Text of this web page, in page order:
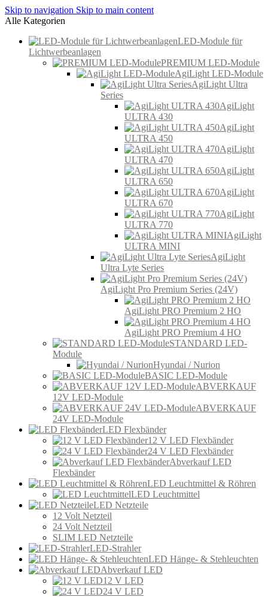
Skip to navigation Skip to main content
Alle Kategorien
LED-Module für
Lichtwerbeanlagen
PREMIUM LED-Module
AgiLight LED-Module
AgiLight Ultra
Series
AgiLight
ULTRA 430
AgiLight
ULTRA 450
AgiLight
ULTRA 470
AgiLight
ULTRA 650
AgiLight
ULTRA 670
AgiLight
ULTRA 770
AgiLight
ULTRA MINI
AgiLight
Ultra Lyte Series
AgiLight Pro Premium Series (24V)
AgiLight PRO Premium 2 HO
AgiLight PRO Premium 4 HO
STANDARD LED-
Module
Hyundai / Nurion
BASIC LED-Module
ABVERKAUF
12V LED-Module
ABVERKAUF
24V LED-Module
LED Flexbänder
12 V LED Flexbänder
24 V LED Flexbänder
Abverkauf LED
Flexbänder
LED Leuchtmittel & Röhren
LED Leuchtmittel
LED Netzteile
12 Volt Netzteil
24 Volt Netzteil
SLIM LED Netzteile
LED-Strahler
LED Hänge- & Stehleuchten
Abverkauf LED
12 V LED
24 V LED